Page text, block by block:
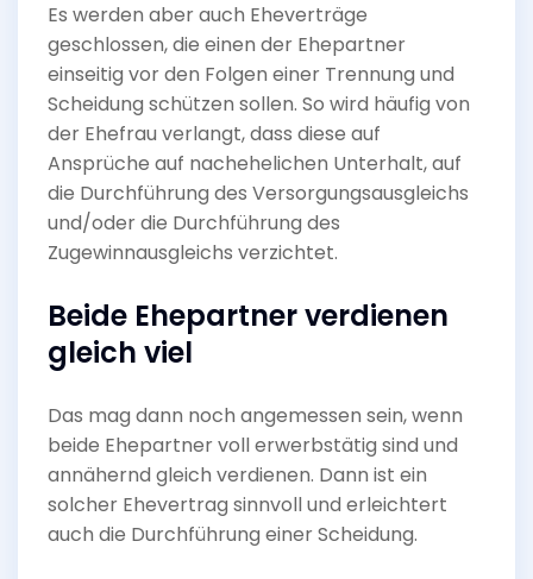
Es werden aber auch Eheverträge
geschlossen, die einen der Ehepartner
einseitig vor den Folgen einer Trennung und
Scheidung schützen sollen. So wird häufig von
der Ehefrau verlangt, dass diese auf
Ansprüche auf nachehelichen Unterhalt, auf
die Durchführung des Versorgungsausgleichs
und/oder die Durchführung des
Zugewinnausgleichs verzichtet.
Beide Ehepartner verdienen
gleich viel
Das mag dann noch angemessen sein, wenn
beide Ehepartner voll erwerbstätig sind und
annähernd gleich verdienen. Dann ist ein
solcher Ehevertrag sinnvoll und erleichtert
auch die Durchführung einer Scheidung.